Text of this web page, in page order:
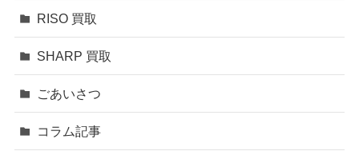
RISO 買取
SHARP 買取
ごあいさつ
コラム記事